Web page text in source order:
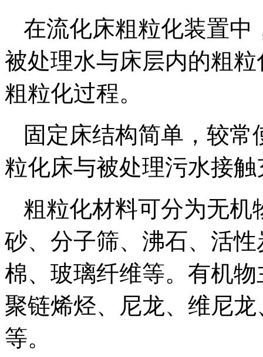
在流化床粗粒化装置中
被处理水与床层内的粗
粗粒化过程。
固定床结构简单，较
粒化床与被处理污水接
粗粒化材料可分为无机
砂、分子筛、沸石、活
棉、玻璃纤维等。有机
聚链烯烃、尼龙、维尼
等。